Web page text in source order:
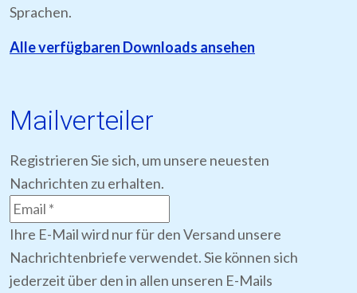
Sprachen.
Alle verfügbaren Downloads ansehen
Mailverteiler
Registrieren Sie sich, um unsere neuesten
Nachrichten zu erhalten.
Ihre E-Mail wird nur für den Versand unsere
Nachrichtenbriefe verwendet. Sie können sich
jederzeit über den in allen unseren E-Mails